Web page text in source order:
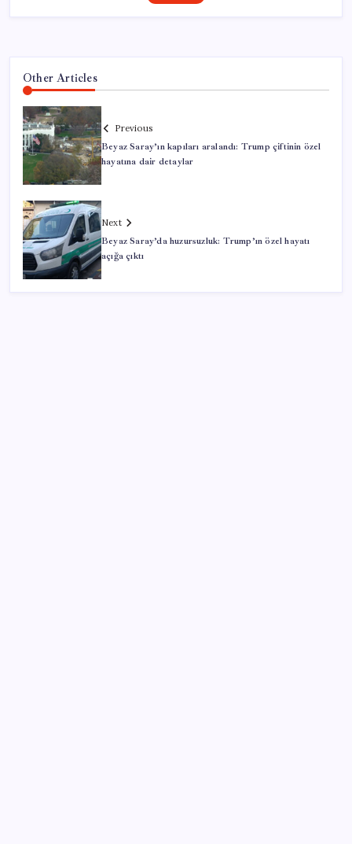
Other Articles
Previous
Beyaz Saray’ın kapıları aralandı: Trump çiftinin özel
hayatına dair detaylar
Next
Beyaz Saray’da huzursuzluk: Trump’ın özel hayatı
açığa çıktı